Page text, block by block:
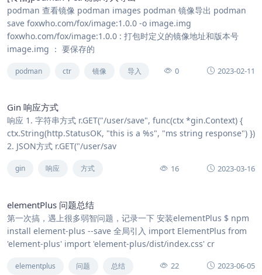
podman 查看镜像 podman images podman 镜像导出 podman
save foxwho.com/fox/image:1.0.0 -o image.img
foxwho.com/fox/image:1.0.0 : 打包时定义的镜像地址和版本号
image.img ： 要保存的
podman ctr 镜像 导入 0 2023-02-11
Gin 响应方式
响应 1. 字符串方式 r.GET("/user/save", func(ctx *gin.Context) {
ctx.String(http.StatusOK, "this is a %s", "ms string response") })
2. JSON方式 r.GET("/user/sav
gin 响应 方式 16 2023-03-16
elementPlus 问题总结
第一次搞，遇上很多弱智问题，记录一下 安装elementPlus $ npm
install element-plus --save 全局引入 import ElementPlus from
'element-plus' import 'element-plus/dist/index.css' cr
elementplus 问题 总结 22 2023-06-05